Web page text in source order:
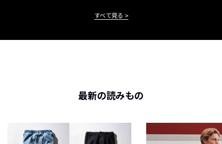
すべて見る
最新の読みもの